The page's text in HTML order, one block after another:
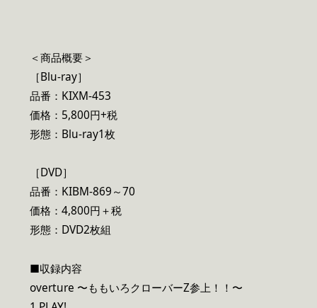
＜商品概要＞
［Blu-ray］
品番：KIXM-453
価格：5,800円+税
形態：Blu-ray1枚
［DVD］
品番：KIBM-869～70
価格：4,800円＋税
形態：DVD2枚組
■収録内容
overture 〜ももいろクローバーZ参上！！〜